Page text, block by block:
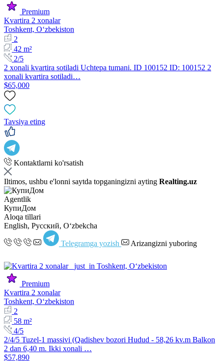
Premium
Kvartira 2 xonalar
Toshkent, Oʻzbekiston
2
42 m²
2/5
2 xonali kvartira sotiladi Uchtepa tumani. ID 100152 ID: 100152 2
xonali kvartira sotiladi…
$65,000
Tavsiya eting
Kontaktlarni ko'rsatish
Iltimos, ushbu e'lonni saytda topganingizni ayting Realting.uz
Agentlik
КупиДом
Aloqa tillari
English, Русский, Oʻzbekcha
Telegramga yozish Arizangizni yuboring
Premium
Kvartira 2 xonalar
Toshkent, Oʻzbekiston
2
58 m²
4/5
2/4/5 Tuzel-1 massivi (Qadishev bozori Hudud - 58,26 kv.m Balkon
2 dan 6,40 m. Ikki xonali …
$57,890